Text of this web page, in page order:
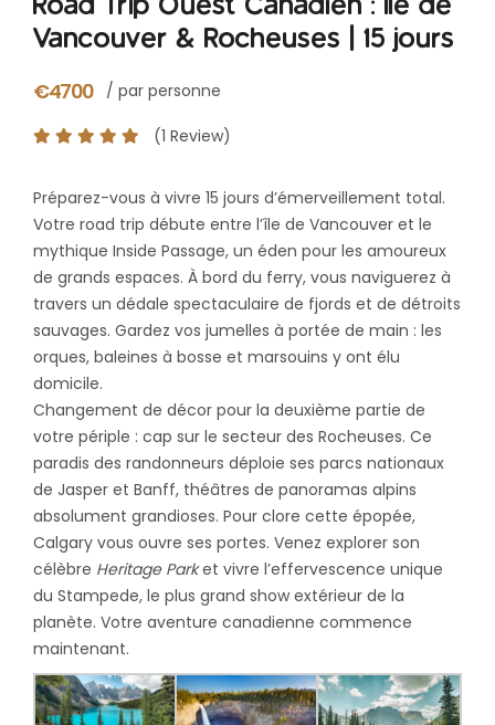
Vancouver & Rocheuses | 15 jours
€4700 / par personne
(1 Review)
Préparez-vous à vivre 15 jours d’émerveillement total.
Votre road trip débute entre l’île de Vancouver et le
mythique Inside Passage, un éden pour les amoureux
de grands espaces. À bord du ferry, vous naviguerez à
travers un dédale spectaculaire de fjords et de détroits
sauvages. Gardez vos jumelles à portée de main : les
orques, baleines à bosse et marsouins y ont élu
domicile.
Changement de décor pour la deuxième partie de
votre périple : cap sur le secteur des Rocheuses. Ce
paradis des randonneurs déploie ses parcs nationaux
de Jasper et Banff, théâtres de panoramas alpins
absolument grandioses. Pour clore cette épopée,
Calgary vous ouvre ses portes. Venez explorer son
célèbre Heritage Parket vivre l’effervescence unique
du Stampede, le plus grand show extérieur de la
planète. Votre aventure canadienne commence
maintenant.